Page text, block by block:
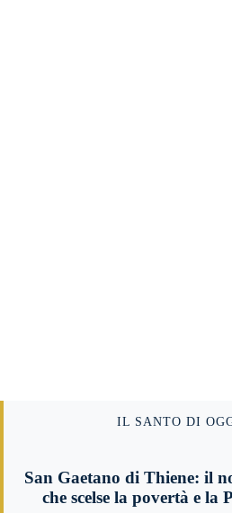
IL SANTO DI
San Gaetano di Thiene: il
che scelse la povertà e la